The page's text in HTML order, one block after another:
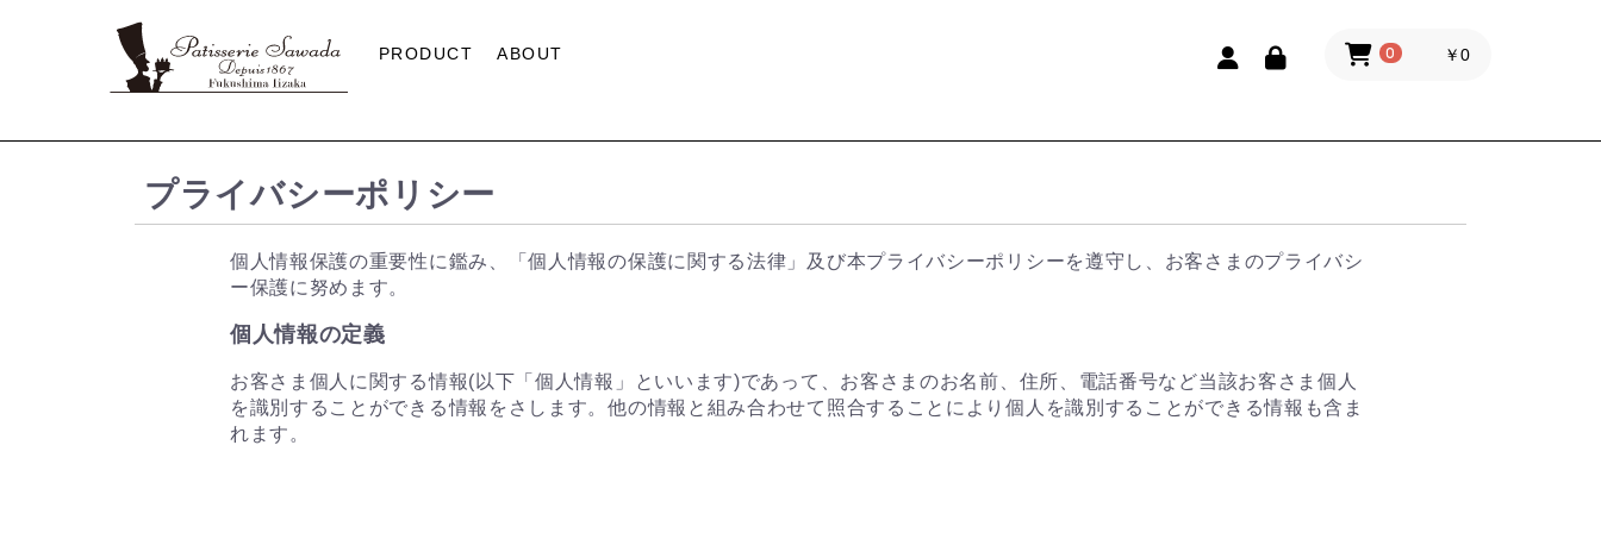
PRODUCT ABOUT 0 ￥0
プライバシーポリシー
個人情報保護の重要性に鑑み、「個人情報の保護に関する法律」及び本プライバシーポリシーを遵守し、お客さまのプライバシ
ー保護に努めます。
個人情報の定義
お客さま個人に関する情報(以下「個人情報」といいます)であって、お客さまのお名前、住所、電話番号など当該お客さま個人
を識別することができる情報をさします。他の情報と組み合わせて照合することにより個人を識別することができる情報も含ま
れます。